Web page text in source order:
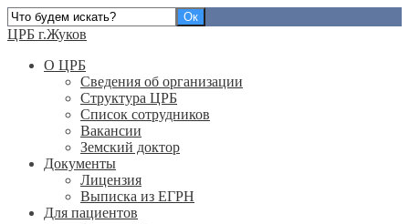
ЦРБ г.Жуков
О ЦРБ
Сведения об организации
Структура ЦРБ
Список сотрудников
Вакансии
Земский доктор
Документы
Лицензия
Выписка из ЕГРН
Для пациентов